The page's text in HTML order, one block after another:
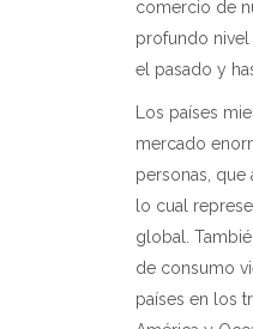
comercio de
profundo
el pasado y
Los países
mercado
personas, que
lo cual
global.
de consumo
países en los